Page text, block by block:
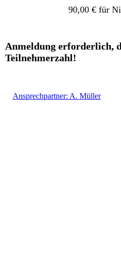
90,00 € für
Anmeldung erforderlich,
Teilnehmerzahl!
Ansprechpartner: A. Müller